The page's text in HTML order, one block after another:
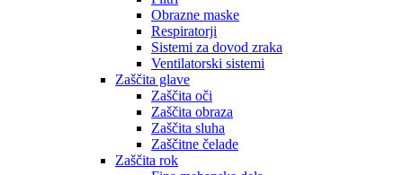
Obrazne maske
Respiratorji
Sistemi za dovod zraka
Ventilatorski sistemi
Zaščita glave
Zaščita oči
Zaščita obraza
Zaščita sluha
Zaščitne čelade
Zaščita rok